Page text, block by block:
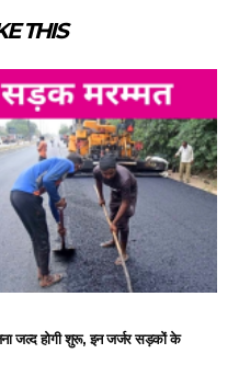
THIS
जल्द होगी शुरू, इन जर्जर सड़कों के